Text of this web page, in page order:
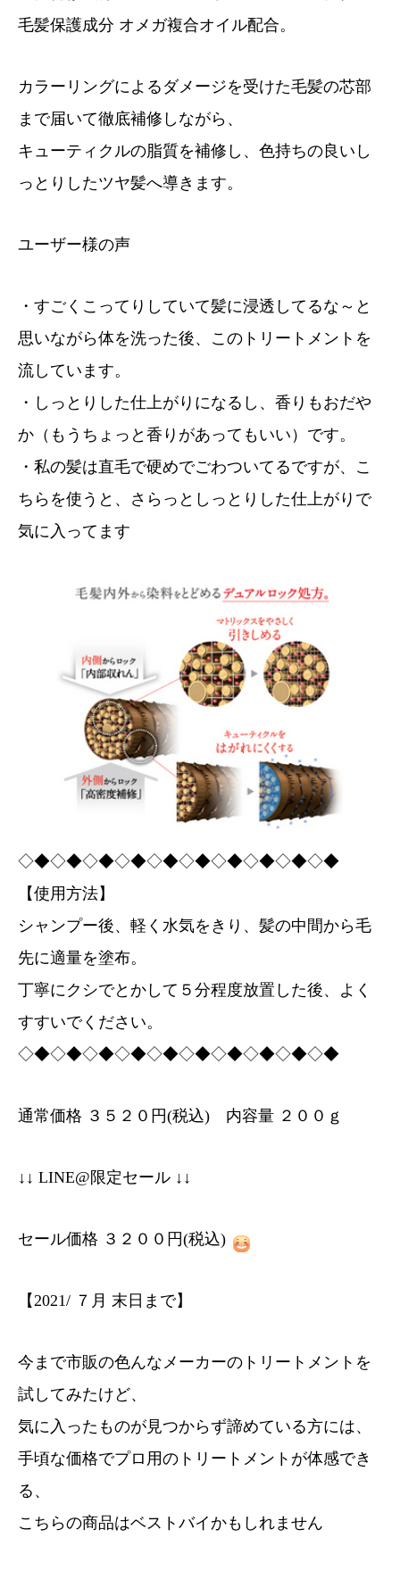
毛髪保護成分 オメガ複合オイル配合。
カラーリングによるダメージを受けた毛髪の芯部
まで届いて徹底補修しながら、
キューティクルの脂質を補修し、色持ちの良いし
っとりしたツヤ髪へ導きます。
ユーザー様の声
・すごくこってりしていて髪に浸透してるな～と
思いながら体を洗った後、このトリートメントを
流しています。
・しっとりした仕上がりになるし、香りもおだや
か（もうちょっと香りがあってもいい）です。
・私の髪は直毛で硬めでごわついてるですが、こ
ちらを使うと、さらっとしっとりした仕上がりで
気に入ってます
◇◆◇◆◇◆◇◆◇◆◇◆◇◆◇◆◇◆◇◆
【使用方法】
シャンプー後、軽く水気をきり、髪の中間から毛
先に適量を塗布。
丁寧にクシでとかして５分程度放置した後、よく
すすいでください。
◇◆◇◆◇◆◇◆◇◆◇◆◇◆◇◆◇◆◇◆
通常価格 ３５２０円(税込) 内容量 ２００ｇ
↓↓ LINE@限定セール ↓↓
セール価格 ３２００円(税込)
【2021/ ７月 末日まで】
今まで市販の色んなメーカーのトリートメントを
試してみたけど、
気に入ったものが見つからず諦めている方には、
手頃な価格でプロ用のトリートメントが体感でき
る、
こちらの商品はベストバイかもしれません